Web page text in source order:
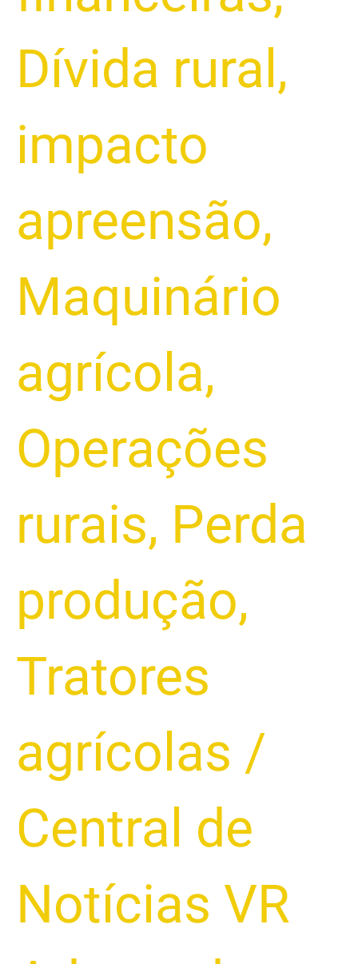
Dívida rural ,
impacto
apreensão,
Maquinário
agrícola,
Operações
rurais, Perda
produção,
Tratores
agrícolas /
Central de
Notícias VR